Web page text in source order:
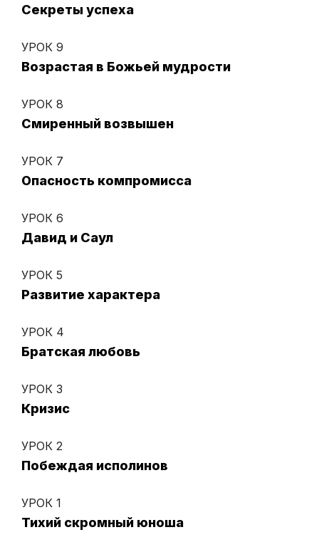
Секреты успеха
УРОК 9
Возрастая в Божьей мудрости
УРОК 8
Смиренный возвышен
УРОК 7
Опасность компромисса
УРОК 6
Давид и Саул
УРОК 5
Развитие характера
УРОК 4
Братская любовь
УРОК 3
Кризис
УРОК 2
Побеждая исполинов
УРОК 1
Тихий скромный юноша